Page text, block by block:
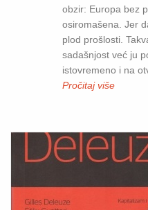
obzir: Europa bez
osiromašena. Jer
plod prošlosti.
sadašnjost već ju
istovremeno i na
Pročitaj više